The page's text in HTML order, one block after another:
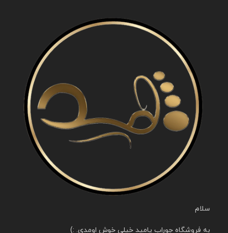
سلام
به فروشگاه جوراب پامید خیلی خوش اومدی. :)